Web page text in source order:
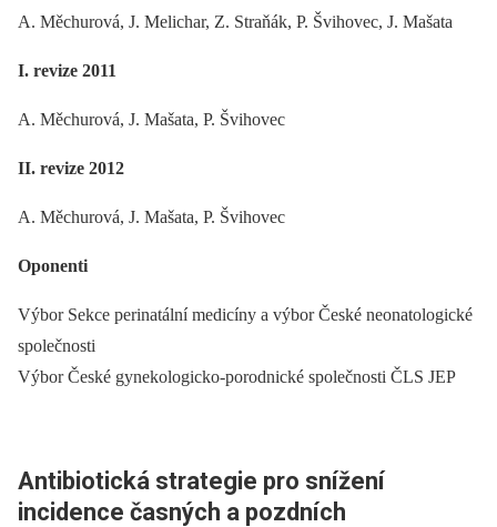
A. Měchurová, J. Melichar, Z. Straňák, P. Švihovec, J. Mašata
I. revize 2011
A. Měchurová, J. Mašata, P. Švihovec
II. revize 2012
A. Měchurová, J. Mašata, P. Švihovec
Oponenti
Výbor Sekce perinatální medicíny a výbor České neonatologické
společnosti
Výbor České gynekologicko-porodnické společnosti ČLS JEP
Antibiotická strategie pro snížení
incidence časných a pozdních